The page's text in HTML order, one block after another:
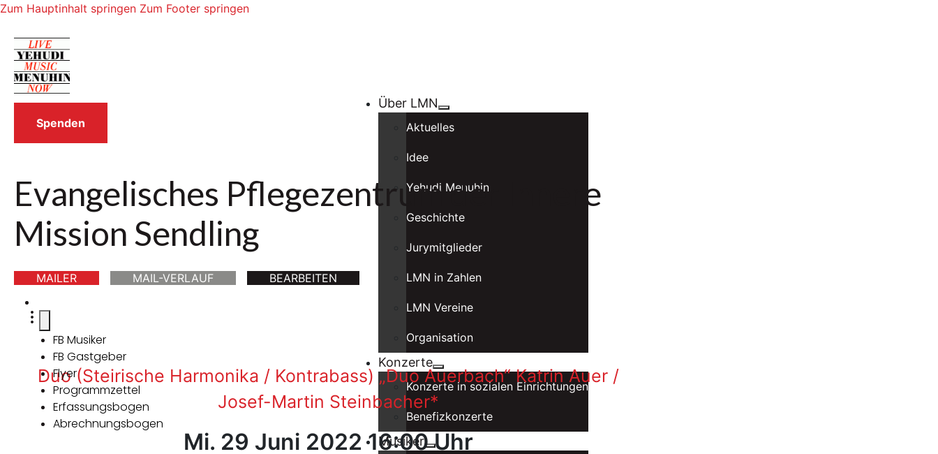
Zum Hauptinhalt springen Zum Footer springen
Über LMN
Aktuelles
Idee
Yehudi Menuhin
Geschichte
Jurymitglieder
LMN in Zahlen
LMN Vereine
Organisation
Konzerte
Konzerte in sozialen Einrichtungen
Benefizkonzerte
Musiker
Spenden
Evangelisches Pflegezentrum der Innere
Mission Sendling
MAILER MAIL-VERLAUF BEARBEITEN
FB Musiker
FB Gastgeber
Flyer
Programmzettel
Erfassungsbogen
Abrechnungsbogen
Duo (Steirische Harmonika / Kontrabass) „Duo Auerbach“ Katrin Auer /
Josef-Martin Steinbacher*
Mi. 29 Juni 2022 16:00 Uhr